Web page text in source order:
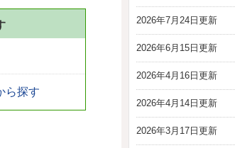
2026年7月24日更新
2026年6月15日更新
2026年4月16日更新
2026年4月14日更新
2026年3月17日更新
ら探す